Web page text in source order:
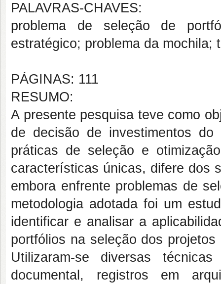
PALAVRAS-CHAVES:
problema de seleção de
estratégico; problema da mochila;
PÁGINAS: 111
RESUMO:
A presente pesquisa teve como
de decisão de investimentos
práticas de seleção e
características únicas, difere dos
embora enfrente problemas de
metodologia adotada foi um
identificar e analisar a
portfólios na seleção dos
Utilizaram-se diversas
documental, registros em